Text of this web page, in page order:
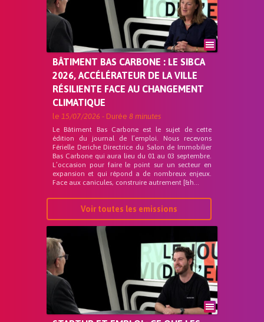
BÂTIMENT BAS CARBONE : LE SIBCA
2026, ACCÉLÉRATEUR DE LA VILLE
RÉSILIENTE FACE AU CHANGEMENT
CLIMATIQUE
le 15/07/2026 - Durée 8 minutes
Le Bâtiment Bas Carbone est le sujet de cette
édition du journal de l’emploi. Nous recevons
Férielle Deriche Directrice du Salon de Immobilier
Bas Carbone qui aura lieu du 01 au 03 septembre.
L’occasion pour faire le point sur un secteur en
expansion et qui répond a de nombreux enjeux.
Face aux canicules, construire autrement [&h...
Voir toutes les emissions